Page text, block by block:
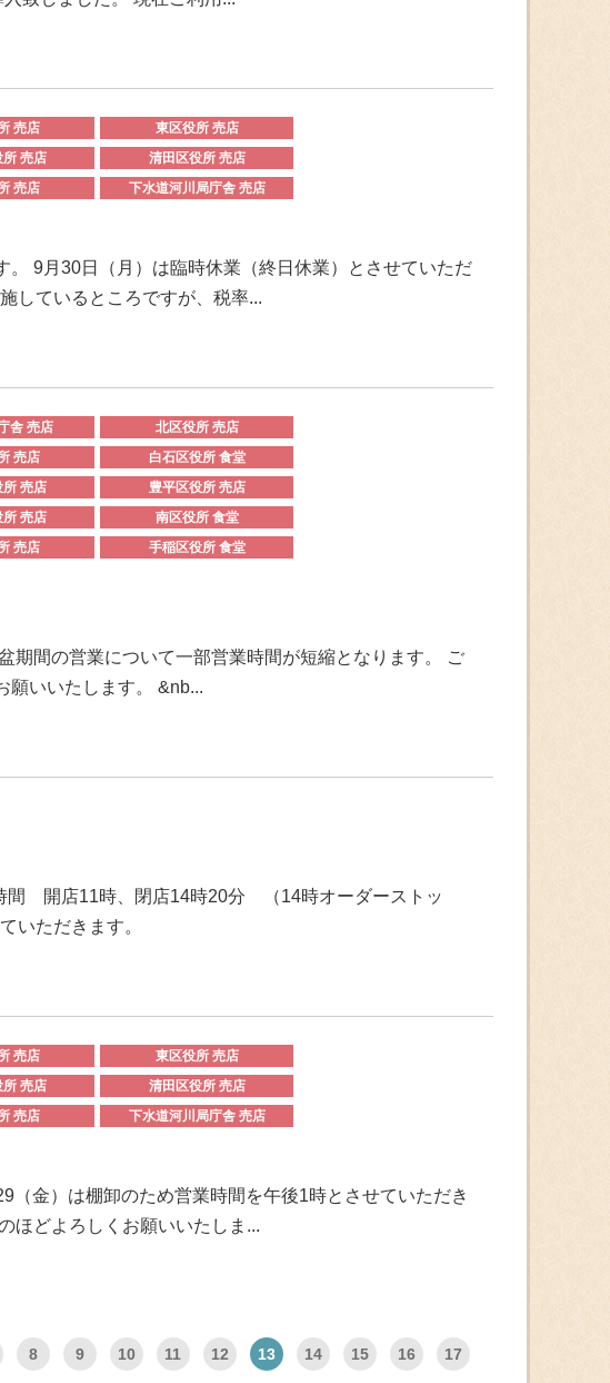
売店
東区役所 売店
売店
清田区役所 売店
売店 下水道河川局庁舎 売店
9月30日（月）は臨時休業（終日休業）とさせていただ
しているところですが、税率...
舎 売店
北区役所 売店
売店
白石区役所 食堂
所 売店
豊平区役所 売店
売店
南区役所 食堂
売店
手稲区役所 食堂
期間の営業について一部営業時間が短縮となります。 ご
願いいたします。 &nb...
間 開店11時、閉店14時20分 （14時オーダーストッ
いただきます。
売店
東区役所 売店
売店
清田区役所 売店
売店 下水道河川局庁舎 売店
（金）は棚卸のため営業時間を午後1時とさせていただき
ほどよろしくお願いいたしま...
8 9 10 11 12 13 14 15 16 17